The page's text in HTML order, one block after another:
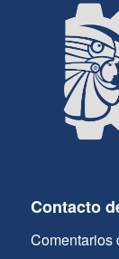
Contacto
Comentarios